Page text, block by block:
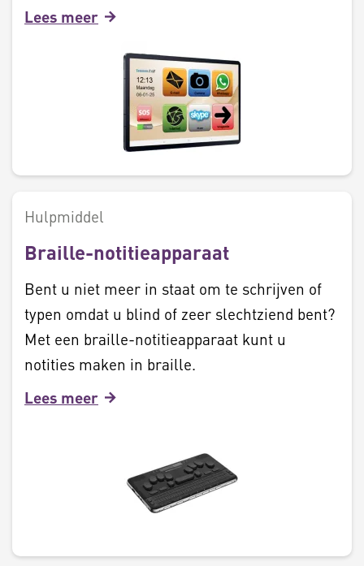
Lees meer
Hulpmiddel
Braille-notitieapparaat
Bent u niet meer in staat om te schrijven of
typen omdat u blind of zeer slechtziend bent?
Met een braille-notitieapparaat kunt u
notities maken in braille.
Lees meer